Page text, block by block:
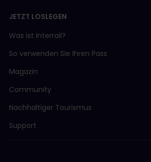
JETZT LOSLEGEN
Was ist Interrail?
So verwenden Sie Ihren Pass
Magazin
Community
Nachhaltiger Tourismus
Support